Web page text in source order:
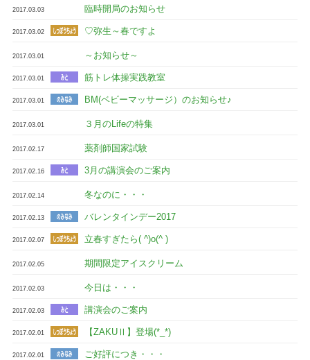
2017.03.03 臨時開局のお知らせ
2017.03.02 ♡弥生～春ですよ
2017.03.01 ～お知らせ～
2017.03.01 筋トレ体操実践教室
2017.03.01 BM(ベビーマッサージ）のお知らせ♪
2017.03.01 ３月のLifeの特集
2017.02.17 薬剤師国家試験
2017.02.16 3月の講演会のご案内
2017.02.14 冬なのに・・・
2017.02.13 バレンタインデー2017
2017.02.07 立春すぎたら( ^)o(^ )
2017.02.05 期間限定アイスクリーム
2017.02.03 今日は・・・
2017.02.03 講演会のご案内
2017.02.01 【ZAKUⅡ】登場(*_*)
2017.02.01 ご好評につき・・・